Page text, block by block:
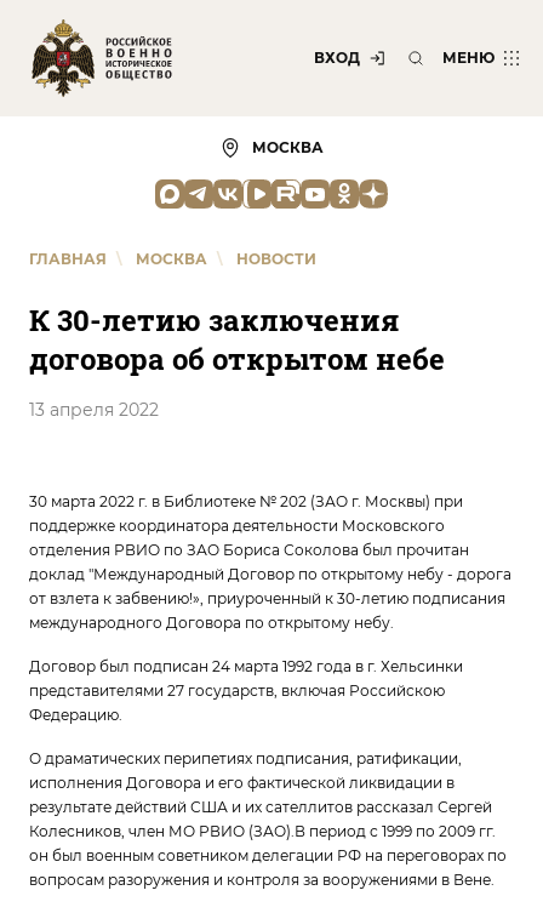
ВХОД МЕНЮ
МОСКВА
ГЛАВНАЯ \ МОСКВА \ НОВОСТИ
К 30-летию заключения
договора об открытом небе
13 апреля 2022
30 марта 2022 г. в Библиотеке № 202 (ЗАО г. Москвы) при
поддержке координатора деятельности Московского
отделения РВИО по ЗАО Бориса Соколова был прочитан
доклад "Международный Договор по открытому небу - дорога
от взлета к забвению!», приуроченный к 30-летию подписания
международного Договора по открытому небу.
Договор был подписан 24 марта 1992 года в г. Хельсинки
представителями 27 государств, включая Российскою
Федерацию.
О драматических перипетиях подписания, ратификации,
исполнения Договора и его фактической ликвидации в
результате действий США и их сателлитов рассказал Сергей
Колесников, член МО РВИО (ЗАО).В период с 1999 по 2009 гг.
он был военным советником делегации РФ на переговорах по
вопросам разоружения и контроля за вооружениями в Вене.